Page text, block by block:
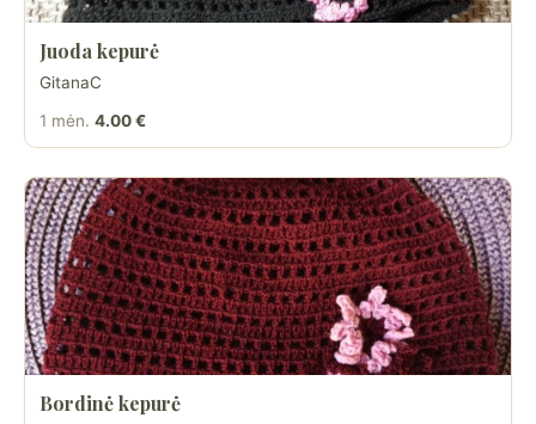
Juoda kepurė
GitanaC
1 mėn. 4.00 €
Bordinė kepurė